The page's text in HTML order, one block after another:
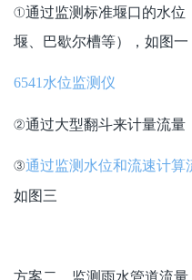
①通过监测标准堰口的水位
堰、巴歇尔槽等），如图一
6541水位监测仪
②通过大型翻斗来计量流量
③通过监测水位和流速计算
如图三